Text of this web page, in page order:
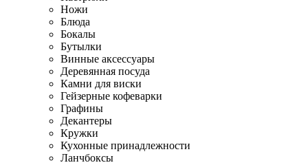
Ножи
Блюда
Бокалы
Бутылки
Винные аксессуары
Деревянная посуда
Камни для виски
Гейзерные кофеварки
Графины
Декантеры
Кружки
Кухонные принадлежности
Ланчбоксы